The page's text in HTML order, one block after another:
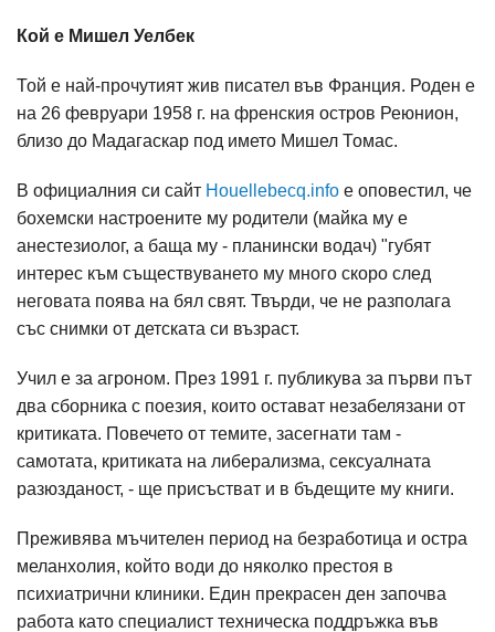
Кой е Мишел Уелбек
Той е най-прочутият жив писател във Франция. Роден е
на 26 февруари 1958 г. на френския остров Реюнион,
близо до Мадагаскар под името Мишел Томас.
В официалния си сайт Houellebecq.info е оповестил, че
бохемски настроените му родители (майка му е
анестезиолог, а баща му - планински водач) "губят
интерес към съществуването му много скоро след
неговата поява на бял свят. Твърди, че не разполага
със снимки от детската си възраст.
Учил е за агроном. През 1991 г. публикува за първи път
два сборника с поезия, които остават незабелязани от
критиката. Повечето от темите, засегнати там -
самотата, критиката на либерализма, сексуалната
разюзданост, - ще присъстват и в бъдещите му книги.
Преживява мъчителен период на безработица и остра
меланхолия, който води до няколко престоя в
психиатрични клиники. Един прекрасен ден започва
работа като специалист техническа поддръжка във